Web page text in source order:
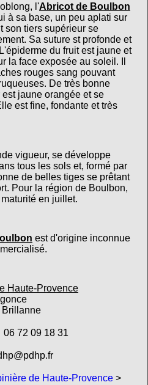
l'Abricot de Boulbon
à sa base, un peu aplati sur
son tiers supérieur se
Sa suture st profonde et
du fruit est jaune et
la face exposée au soleil. Il
rouges sang pouvant
De très bonne
jaune orangée et se
est fine, fondante et très
vigueur, se développe
tous les sols et, formé par
de belles tiges se prêtant
Pour la région de Boulbon,
en juillet.
est d'origine inconnue
Haute-Provence
72 09 18 31
de Haute-Provence>